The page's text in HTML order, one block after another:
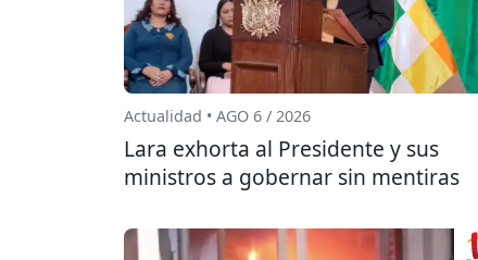
Actualidad • AGO 6 / 2026
Lara exhorta al Presidente y sus
ministros a gobernar sin mentiras